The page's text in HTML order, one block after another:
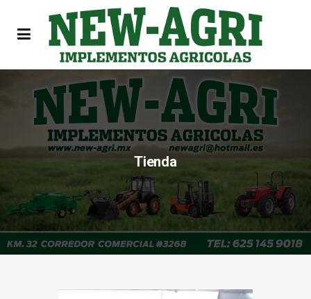
Tienda